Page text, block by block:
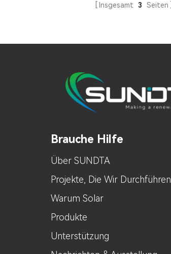
Insgesamt 3 Seiten
Brauche Hilfe
Über SUNDTA
Projekte, Die Wir Durchführen
Warum Solar
Produkte
Unterstützung